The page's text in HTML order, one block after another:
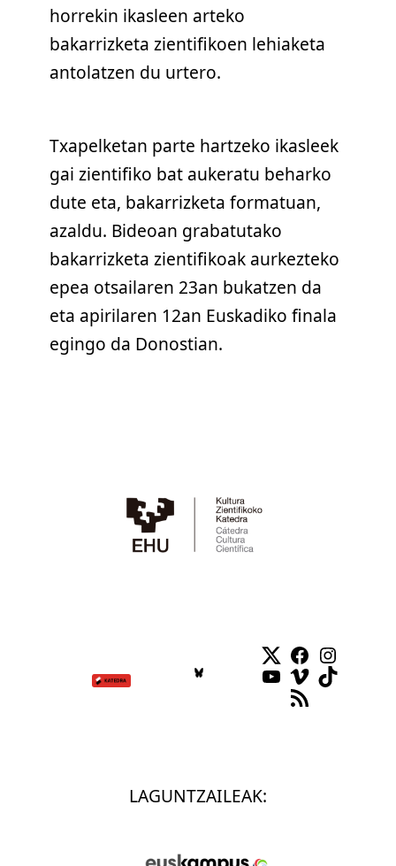
horrekin ikasleen arteko
bakarrizketa zientifikoen lehiaketa
antolatzen du urtero.
Txapelketan parte hartzeko ikasleek
gai zientifiko bat aukeratu beharko
dute eta, bakarrizketa formatuan,
azaldu. Bideoan grabatutako
bakarrizketa zientifikoak aurkezteko
epea otsailaren 23an bukatzen da
eta apirilaren 12an Euskadiko finala
egingo da Donostian.
Twitter
Facebook
YouTube
VimeoTikTok
RSS Feed
LAGUNTZAILEAK: